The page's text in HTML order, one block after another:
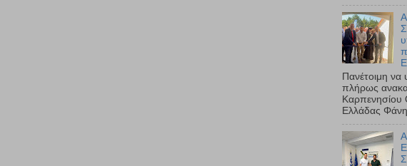
Πανέτοιμη
πλήρως
Καρπενησίου
Ελλάδας